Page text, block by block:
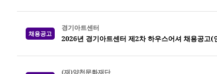
채용공고
경기아트센터
2026년 경기아트센터 제2차 하우스어셔 채용공고(
(재)양천문화재단